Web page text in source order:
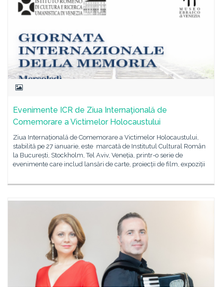
Evenimente ICR de Ziua Internaţională de
Comemorare a Victimelor Holocaustului
Ziua Internațională de Comemorare a Victimelor Holocaustului,
stabilită pe 27 ianuarie, este marcată de Institutul Cultural Român
la București, Stockholm, Tel Aviv, Veneția, printr-o serie de
evenimente care includ lansări de carte, proiecții de film, expoziții